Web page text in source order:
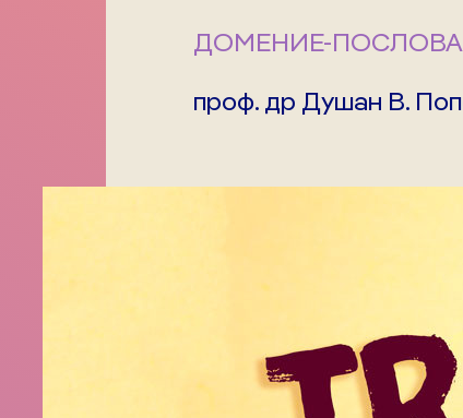
ДОМЕНИЕ-
проф. др Душан В.